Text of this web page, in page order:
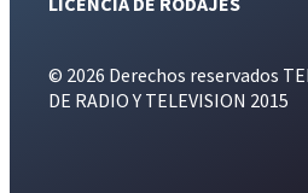
© 2026 Derechos reservados
DE RADIO Y TELEVISION 2015